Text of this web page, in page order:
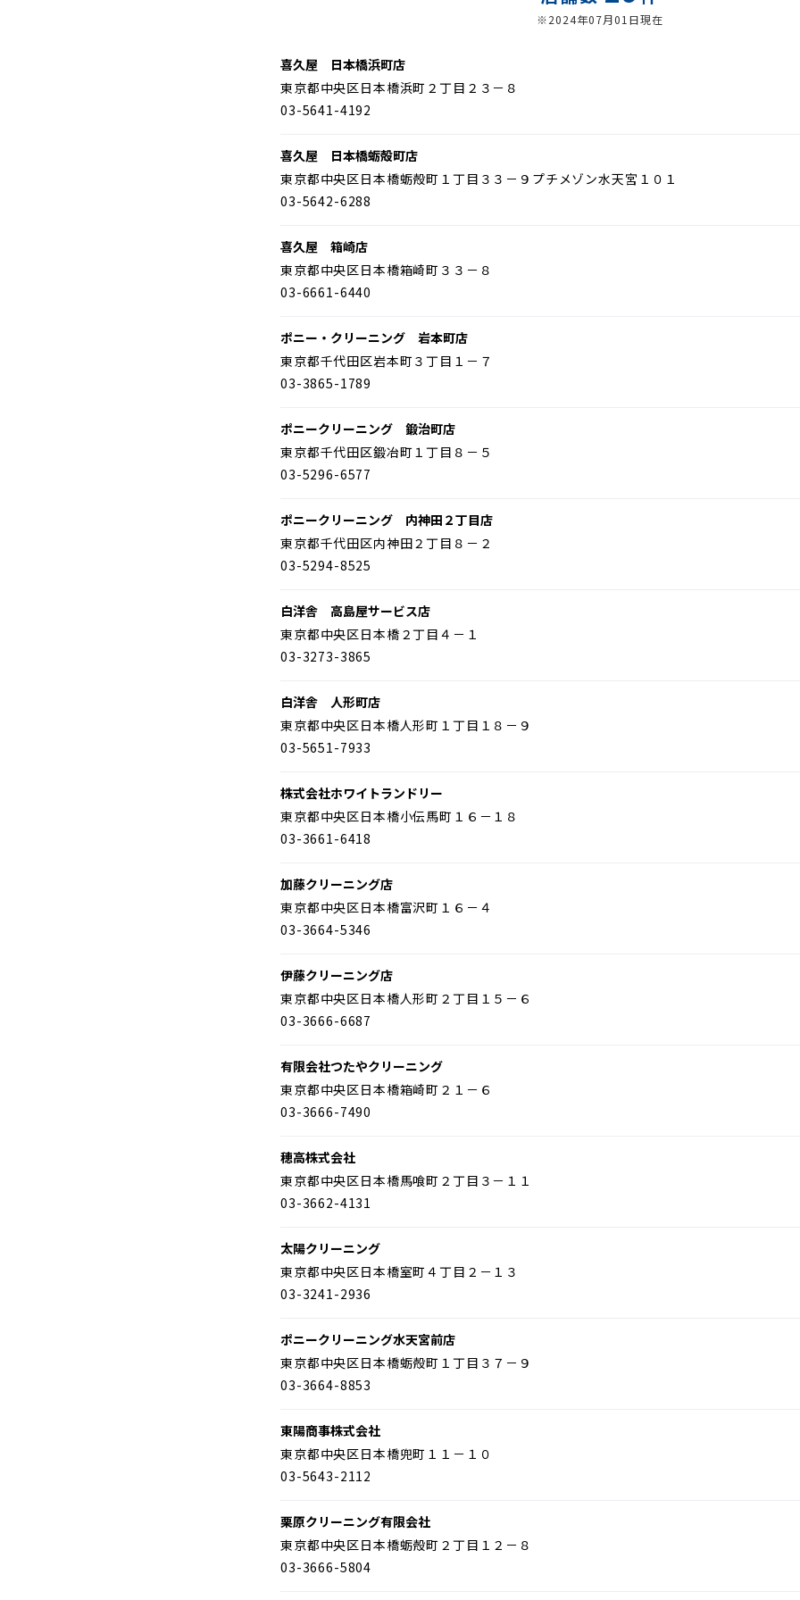
※2024年07月01日現在
喜久屋 日本橋浜町店
東京都中央区日本橋浜町２丁目２３－８
03-5641-4192
喜久屋 日本橋蛎殻町店
東京都中央区日本橋蛎殻町１丁目３３－９プチメゾン水天宮１０１
03-5642-6288
喜久屋 箱崎店
東京都中央区日本橋箱崎町３３－８
03-6661-6440
ポニー・クリーニング 岩本町店
東京都千代田区岩本町３丁目１－７
03-3865-1789
ポニークリーニング 鍛治町店
東京都千代田区鍛冶町１丁目８－５
03-5296-6577
ポニークリーニング 内神田２丁目店
東京都千代田区内神田２丁目８－２
03-5294-8525
白洋舎 高島屋サービス店
東京都中央区日本橋２丁目４－１
03-3273-3865
白洋舎 人形町店
東京都中央区日本橋人形町１丁目１８－９
03-5651-7933
株式会社ホワイトランドリー
東京都中央区日本橋小伝馬町１６－１８
03-3661-6418
加藤クリーニング店
東京都中央区日本橋富沢町１６－４
03-3664-5346
伊藤クリーニング店
東京都中央区日本橋人形町２丁目１５－６
03-3666-6687
有限会社つたやクリーニング
東京都中央区日本橋箱崎町２１－６
03-3666-7490
穂高株式会社
東京都中央区日本橋馬喰町２丁目３－１１
03-3662-4131
太陽クリーニング
東京都中央区日本橋室町４丁目２－１３
03-3241-2936
ポニークリーニング水天宮前店
東京都中央区日本橋蛎殻町１丁目３７－９
03-3664-8853
東陽商事株式会社
東京都中央区日本橋兜町１１－１０
03-5643-2112
栗原クリーニング有限会社
東京都中央区日本橋蛎殻町２丁目１２－８
03-3666-5804